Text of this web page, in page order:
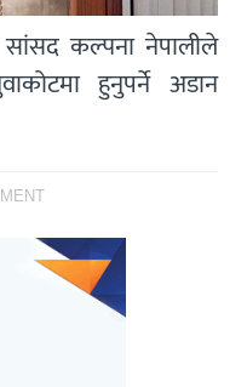
कल्पना नेपालीले
हुनुपर्ने अडान